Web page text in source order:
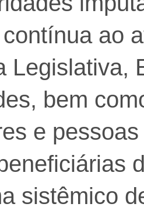
ao
Legislativa,
bem
e
sistêmico